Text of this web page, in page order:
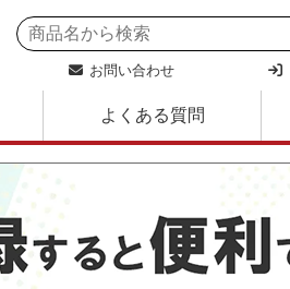
お問い合わせ
よくある質問